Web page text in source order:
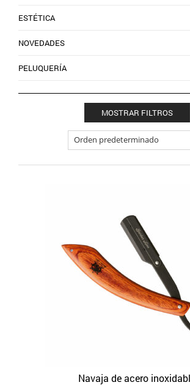
MOSTRAR FILTROS
Navaja de acero
ESTÉTICA
NOVEDADES
PELUQUERÍA